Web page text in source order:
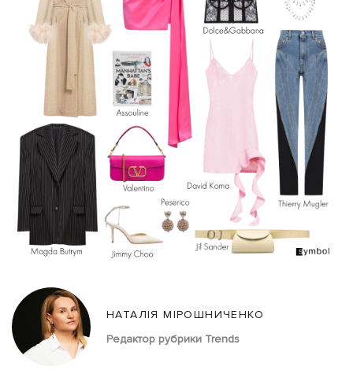
НАТАЛІЯ МІРОШНИЧЕНКО
Редактор рубрики Trends